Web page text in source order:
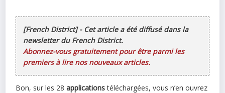
[French District] - Cet article a été diffusé dans la
newsletter du French District.
Abonnez-vous gratuitement pour être parmi les
premiers à lire nos nouveaux articles.
Bon, sur les 28applicationstéléchargées, vous n’en ouvrez